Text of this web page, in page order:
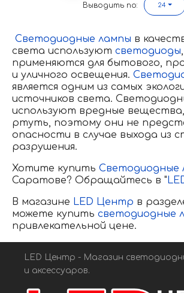
Выводить по: 24
Светодиодные лампы в
света используют светодиоды,
применяются для бытового,
и уличного освещения.
является одним из самых
источников света.
используют вредные
ртуть, поэтому они не
опасности в случае выхода из
разрушения.
Хотите купить Светодиодные
Саратове? Обращайтесь в "
В магазине LED Центр в
можете купить светодиодные
привлекательной цене.
LED Центр - Магазин
и аксессуаров.